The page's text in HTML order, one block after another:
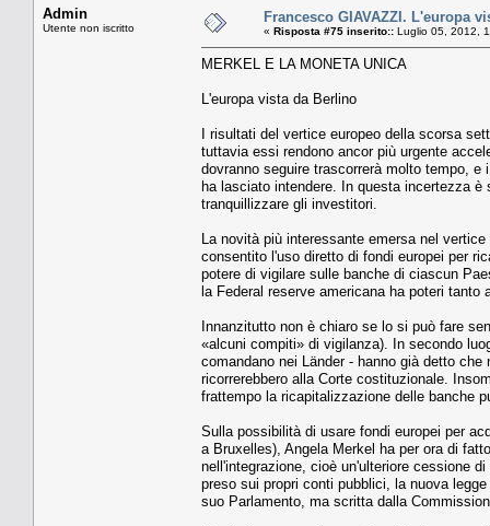
Admin
Utente non iscritto
Francesco GIAVAZZI. L'europa
« Risposta #75 inserito:: Luglio 05, 2012,
MERKEL E LA MONETA UNICA
L'europa vista da Berlino
I risultati del vertice europeo della scorsa
tuttavia essi rendono ancor più urgente
dovranno seguire trascorrerà molto tempo,
ha lasciato intendere. In questa incertezza
tranquillizzare gli investitori.
La novità più interessante emersa nel
consentito l'uso diretto di fondi europei per
potere di vigilare sulle banche di ciascun
la Federal reserve americana ha poteri tanto
Innanzitutto non è chiaro se lo si può fare
«alcuni compiti» di vigilanza). In secondo
comandano nei Länder - hanno già detto
ricorrerebbero alla Corte costituzionale.
frattempo la ricapitalizzazione delle banche
Sulla possibilità di usare fondi europei per
a Bruxelles), Angela Merkel ha per ora di
nell'integrazione, cioè un'ulteriore cessione
preso sui propri conti pubblici, la nuova
suo Parlamento, ma scritta dalla